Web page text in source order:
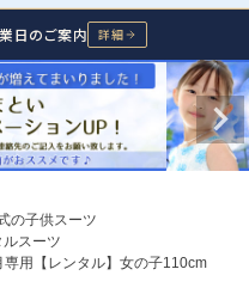
アイテムから探す
サイズで選ぶ→
シーンから探す
り込む→
ご利用ガイド
実店舗・写真スタジオ
日のご案内 詳細
の子供スーツ
スーツ
専用【レンタル】女の子110cm